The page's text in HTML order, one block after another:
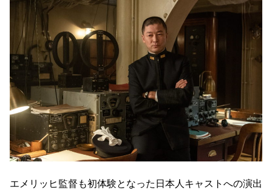
エメリッヒ監督も初体験となった日本人キャストへの演出